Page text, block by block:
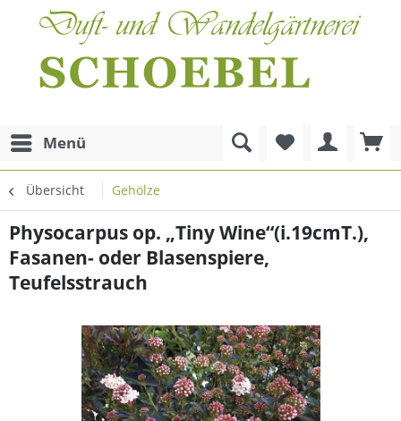
Menü
Übersicht Gehölze
Physocarpus op. „Tiny Wine“(i.19cmT.),
Fasanen- oder Blasenspiere,
Teufelsstrauch